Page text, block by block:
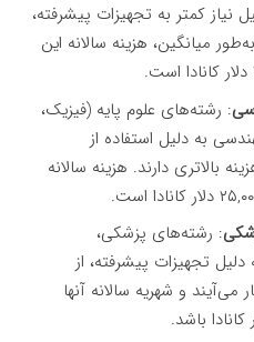
نیاز کمتر به تجهیزات پیشرفته،
میانگین، هزینه سالانه این
: رشته‌های علوم پایه (فیزیک،
به دلیل استفاده از
بالاتری دارند. هزینه سالانه
: رشته‌های پزشکی،
تجهیزات پیشرفته، از
می‌آیند و شهریه سالانه آنها